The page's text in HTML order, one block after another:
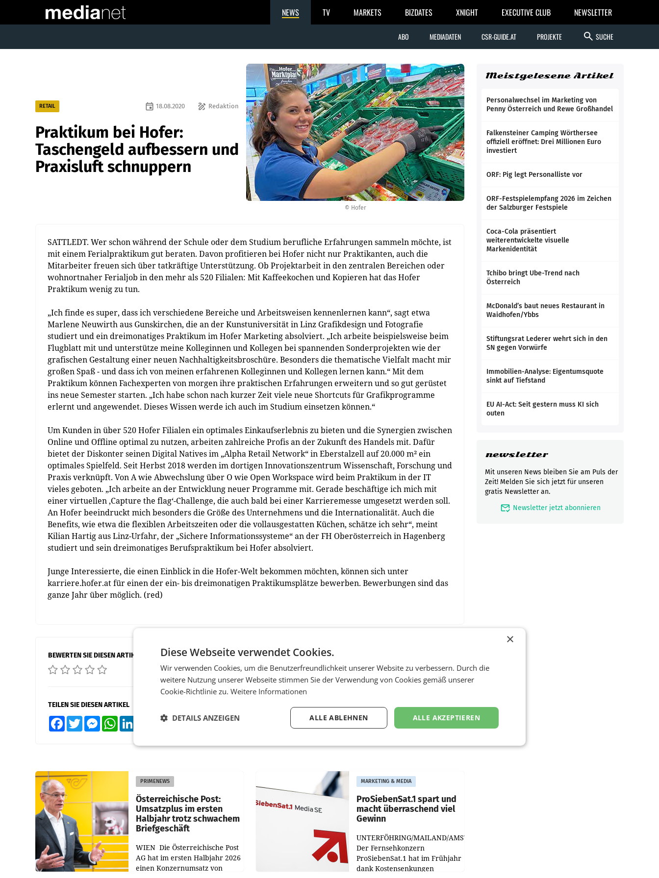
NEWS TV MARKETS BIZDATES XNIGHT EXECUTIVE CLUB NEWSLETTER
ABO MEDIADATEN CSR-GUIDE.AT PROJEKTE search SUCHE
© Hofer
RETAIL draw Redaktion
event 18.08.2020
Praktikum bei Hofer:
Taschengeld aufbessern und
Praxisluft schnuppern
SATTLEDT. Wer schon während der Schule oder dem Studium berufliche Erfahrungen sammeln möchte, ist
mit einem Ferialpraktikum gut beraten. Davon profitieren bei Hofer nicht nur Praktikanten, auch die
Mitarbeiter freuen sich über tatkräftige Unterstützung. Ob Projektarbeit in den zentralen Bereichen oder
wohnortnaher Ferialjob in den mehr als 520 Filialen: Mit Kaffeekochen und Kopieren hat das Hofer
Praktikum wenig zu tun.
„Ich finde es super, dass ich verschiedene Bereiche und Arbeitsweisen kennenlernen kann“, sagt etwa
Marlene Neuwirth aus Gunskirchen, die an der Kunstuniversität in Linz Grafikdesign und Fotografie
studiert und ein dreimonatiges Praktikum im Hofer Marketing absolviert. „Ich arbeite beispielsweise beim
Flugblatt mit und unterstütze meine Kolleginnen und Kollegen bei spannenden Sonderprojekten wie der
grafischen Gestaltung einer neuen Nachhaltigkeitsbroschüre. Besonders die thematische Vielfalt macht mir
großen Spaß - und dass ich von meinen erfahrenen Kolleginnen und Kollegen lernen kann.“ Mit dem
Praktikum können Fachexperten von morgen ihre praktischen Erfahrungen erweitern und so gut gerüstet
ins neue Semester starten. „Ich habe schon nach kurzer Zeit viele neue Shortcuts für Grafikprogramme
erlernt und angewendet. Dieses Wissen werde ich auch im Studium einsetzen können.“
Um Kunden in über 520 Hofer Filialen ein optimales Einkaufserlebnis zu bieten und die Synergien zwischen
Online und Offline optimal zu nutzen, arbeiten zahlreiche Profis an der Zukunft des Handels mit. Dafür
bietet der Diskonter seinen Digital Natives im „Alpha Retail Network“ in Eberstalzell auf 20.000 m² ein
optimales Spielfeld. Seit Herbst 2018 werden im dortigen Innovationszentrum Wissenschaft, Forschung und
Praxis verknüpft. Von A wie Abwechslung über O wie Open Workspace wird beim Praktikum in der IT
vieles geboten. „Ich arbeite an der Entwicklung neuer Programme mit. Gerade beschäftige ich mich mit
einer virtuellen ‚Capture the flag‘-Challenge, die auch bald bei einer Karrieremesse umgesetzt werden soll.
An Hofer beeindruckt mich besonders die Größe des Unternehmens und die Internationalität. Auch die
Benefits, wie etwa die flexiblen Arbeitszeiten oder die vollausgestatten Küchen, schätze ich sehr“, meint
Kilian Hartig aus Linz-Urfahr, der „Sichere Informationssysteme“ an der FH Oberösterreich in Hagenberg
studiert und sein dreimonatiges Berufspraktikum bei Hofer absolviert.
Junge Interessierte, die einen Einblick in die Hofer-Welt bekommen möchten, können sich unter
karriere.hofer.at für einen der ein- bis dreimonatigen Praktikumsplätze bewerben. Bewerbungen sind das
ganze Jahr über möglich. (red)
BEWERTEN SIE DIESEN ARTIKEL
TEILEN SIE DIESEN ARTIKEL
FacebookTwitter MessengerWhatsApp XING Teilen
PRIMENEWS
Österreichische Post:
Umsatzplus im ersten
Halbjahr trotz schwachem
Briefgeschäft
WIEN Die Österreichische Post
AG hat im ersten Halbjahr 2026
einen Konzernumsatz von
MARKETING & MEDIA
ProSiebenSat.1 spart und
macht überraschend viel
Gewinn
UNTERFÖHRING/MAILAND/AMSTERDAM.
Der Fernsehkonzern
ProSiebenSat.1 hat im Frühjahr
dank Kostensenkungen
Meistgelesene Artikel
Personalwechsel im Marketing von
Penny Österreich und Rewe Großhandel
Falkensteiner Camping Wörthersee
offiziell eröffnet: Drei Millionen Euro
investiert
ORF: Pig legt Personalliste vor
ORF-Festspielempfang 2026 im Zeichen
der Salzburger Festspiele
Coca-Cola präsentiert
weiterentwickelte visuelle
Markenidentität
Tchibo bringt Ube-Trend nach
Österreich
McDonald’s baut neues Restaurant in
Waidhofen/Ybbs
Stiftungsrat Lederer wehrt sich in den
SN gegen Vorwürfe
Immobilien-Analyse: Eigentumsquote
sinkt auf Tiefstand
EU AI-Act: Seit gestern muss KI sich
outen
newsletter
Mit unseren News bleiben Sie am Puls der
Zeit! Melden Sie sich jetzt für unseren
gratis Newsletter an.
mark_email_read Newsletter jetzt abonnieren
×
Diese Webseite verwendet Cookies.
Wir verwenden Cookies, um die Benutzerfreundlichkeit unserer Website zu verbessern. Durch die
weitere Nutzung unserer Webseite stimmen Sie der Verwendung von Cookies gemäß unserer
Cookie-Richtlinie zu. Weitere Informationen
ALLE AKZEPTIEREN
ALLE ABLEHNEN
DETAILS ANZEIGEN